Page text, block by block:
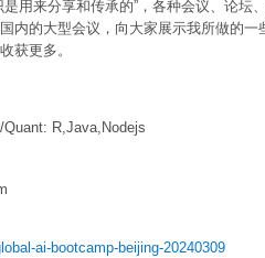
是用来分享和传承的”，各种会议、论
内的大型会议，向大家展示我所做的
获更多。
R,Java,Nodejs
ai-bootcamp-beijing-20240309